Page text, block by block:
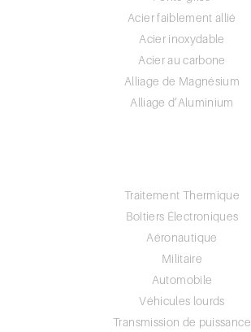
Acier faiblement allié
Acier inoxydable
Acier au carbone
Alliage de Magnésium
Alliage d’Aluminium
Traitement Thermique
Boîtiers Électroniques
Aéronautique
Militaire
Automobile
Véhicules lourds
Transmission de puissance